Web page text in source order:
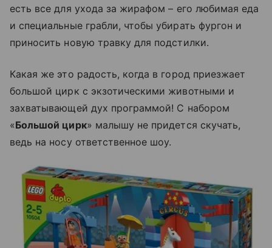
есть все для ухода за жирафом – его любимая еда
и специальные грабли, чтобы убирать фургон и
приносить новую травку для подстилки.
Какая же это радость, когда в город приезжает
большой цирк с экзотическими животными и
захватывающей дух программой! С набором
«Большой цирк» малышу не придется скучать,
ведь на носу ответственное шоу.